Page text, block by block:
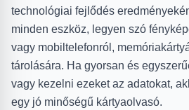
technológiai fejlődés
minden eszköz, legyen szó
vagy mobiltelefonról,
tárolására. Ha gyorsan és
vagy kezelni ezeket az adatokat,
egy jó minőségű kártyaolvasó.